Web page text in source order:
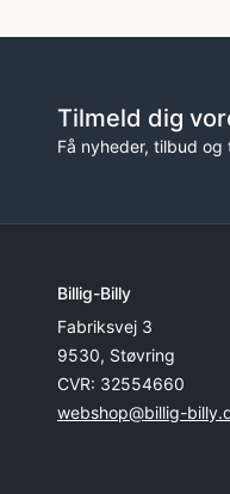
Politi kostume, fange
Strømper og handsker
Vinger til kostume
Tilmeld dig
Få nyheder, tilbud
Billig-Billy
Fabriksvej 3
9530, Støvring
CVR: 32554660
webshop@billig-